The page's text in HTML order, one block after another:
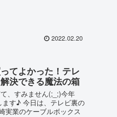
2022.02.20
てよかった！テレ
決できる魔法の箱
、すみません(;_;)今年
す♪ 今日は、テレビ裏の
実業のケーブルボックス